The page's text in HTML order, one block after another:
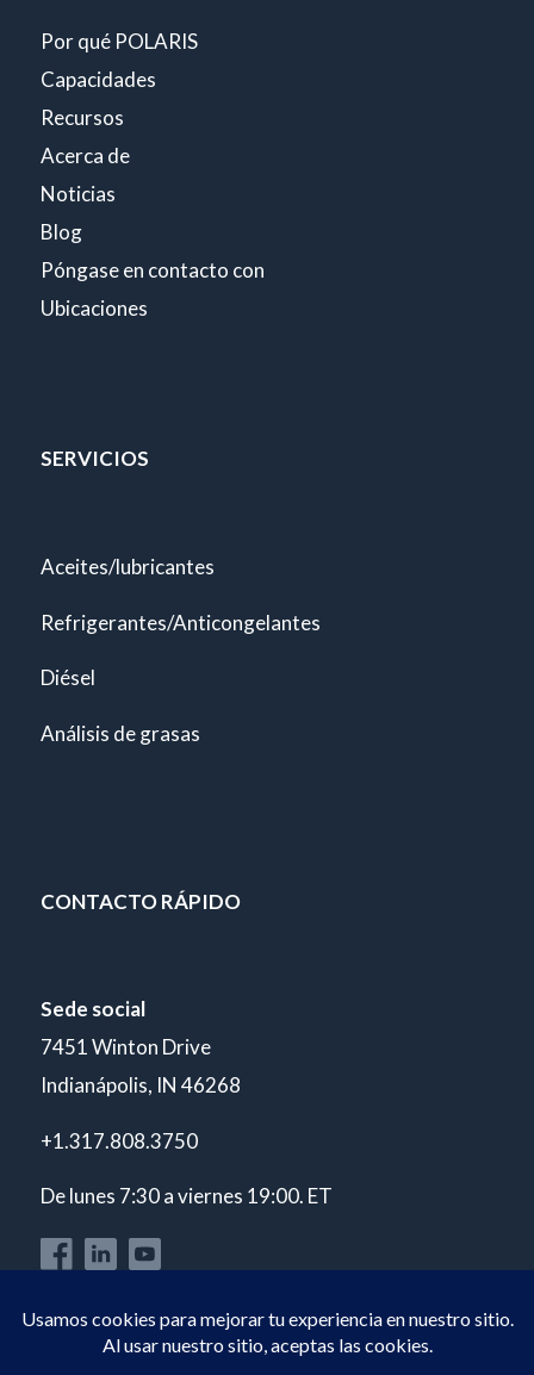
Por qué POLARIS
Capacidades
Recursos
Acerca de
Noticias
Blog
Póngase en contacto con
Ubicaciones
SERVICIOS
Aceites/lubricantes
Refrigerantes/Anticongelantes
Diésel
Análisis de grasas
CONTACTO RÁPIDO
Sede social
7451 Winton Drive
Indianápolis, IN 46268
+1.317.808.3750
De lunes 7:30 a viernes 19:00. ET